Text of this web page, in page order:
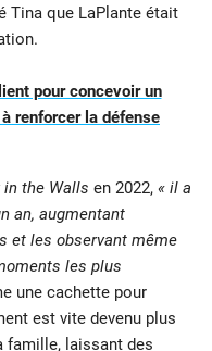
Tina que LaPlante était
pour concevoir un
renforcer la défense
in the Walls en 2022, « il a
an, augmentant
et les observant même
les plus
une cachette pour
est vite devenu plus
famille, laissant des